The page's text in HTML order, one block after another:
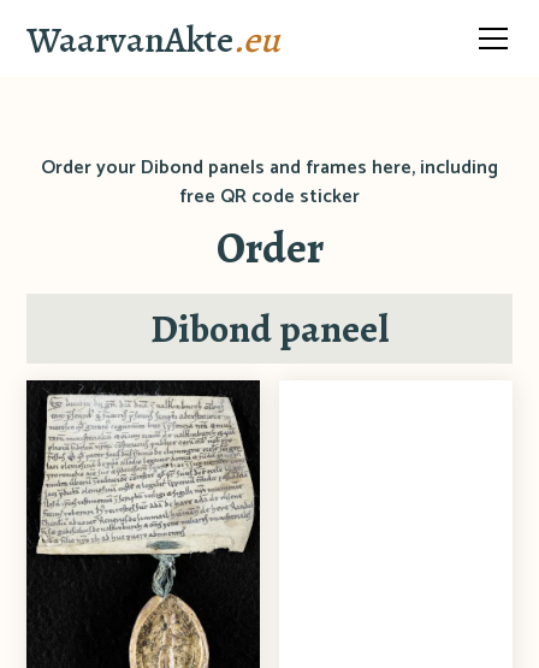
WaarvanAkte.eu
Order your Dibond panels and frames here, including
free QR code sticker
Order
Dibond paneel